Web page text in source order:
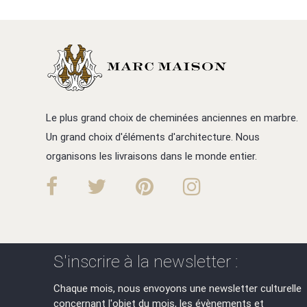
Le plus grand choix de cheminées anciennes en marbre.
Un grand choix d'éléments d'architecture. Nous
organisons les livraisons dans le monde entier.
S'inscrire à la newsletter :
Chaque mois, nous envoyons une newsletter culturelle
concernant l'objet du mois, les évènements et